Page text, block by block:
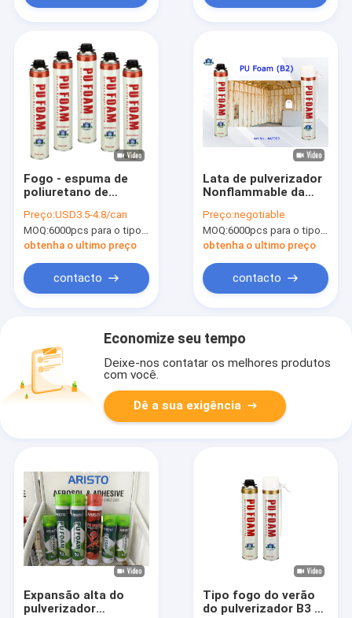
Fogo - espuma de
poliuretano de
de Aristo da isolação
resistente do
pulverizador da
Preço:USD3.5-4.8/can
MOQ:6000pcs para o tipo de Aristo, 15000pcs para o tipo do cliente
obtenha o ultimo preço
contacto
Lata de pulverizador
Nonflammable da
do pulverizador B2
Aristo da isolação da
espuma do plutônio
Preço:negotiable
MOQ:6000pcs para o tipo de Aristo, 15000pcs para o tipo do cliente
obtenha o ultimo preço
contacto
Economize seu tempo
Deixe-nos contatar os melhores produtos
com você.
Dê a sua exigência
Expansão alta do
pulverizador
Tipo fogo do verão
do pulverizador B3 da